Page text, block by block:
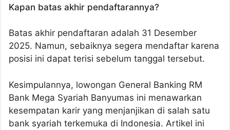
Kapan batas akhir pendaftarannya?
Batas akhir pendaftaran adalah 31 Desember
2025. Namun, sebaiknya segera mendaftar karena
posisi ini dapat terisi sebelum tanggal tersebut.
Kesimpulannya, lowongan General Banking RM
Bank Mega Syariah Banyumas ini menawarkan
kesempatan karir yang menjanjikan di salah satu
bank syariah terkemuka di Indonesia. Artikel ini